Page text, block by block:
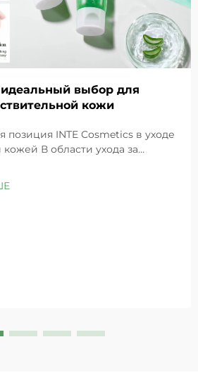
идеальный выбор для
кожи
позиция INTE Cosmetics в уходе
кожей В области ухода за
успокаивающим